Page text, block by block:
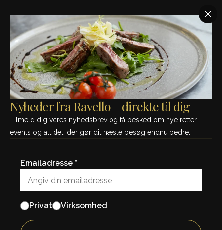
Region:Calabrien
Torre Zambra, Torre Zambra
Nyheder fra Ravello – direkte til dig
Tilmeld dig vores nyhedsbrev og få besked om nye retter,
events og alt det, der gør dit næste besøg endnu bedre.
Emailadresse *
Privat Virksomhed